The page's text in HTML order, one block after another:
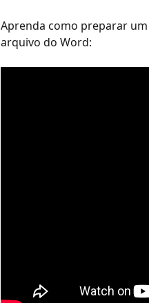
Aprenda como preparar
arquivo do Word: